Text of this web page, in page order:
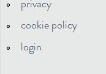
privacy
cookie policy
login